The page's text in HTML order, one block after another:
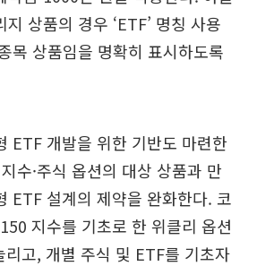
상품의 경우 ‘ETF’ 명칭 사용
목 상품임을 명확히 표시하도록
ETF 개발을 위한 기반도 마련한
수·주식 옵션의 대상 상품과 만
ETF 설계의 제약을 완화한다. 코
지수를 기초로 한 위클리 옵션
고, 개별 주식 및 ETF를 기초자